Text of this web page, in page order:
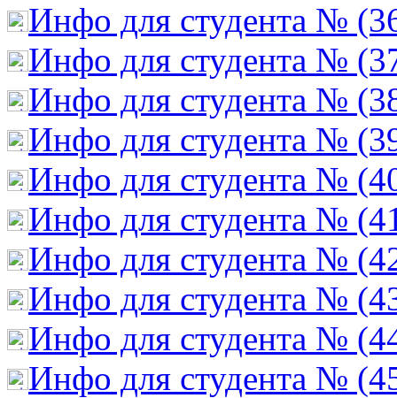
Инфо для студента №
Инфо для студента №
Инфо для студента №
Инфо для студента №
Инфо для студента №
Инфо для студента №
Инфо для студента №
Инфо для студента №
Инфо для студента №
Инфо для студента №